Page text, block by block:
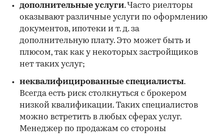
дополнительные услуги. Часто риелторы
оказывают различные услуги по оформлению
документов, ипотеки и т. д. за
дополнительную плату. Это может быть и
плюсом, так как у некоторых застройщиков
нет таких услуг;
неквалифицированные специалисты.
Всегда есть риск столкнуться с брокером
низкой квалификации. Таких специалистов
можно встретить в любых сферах услуг.
Менеджер по продажам со стороны